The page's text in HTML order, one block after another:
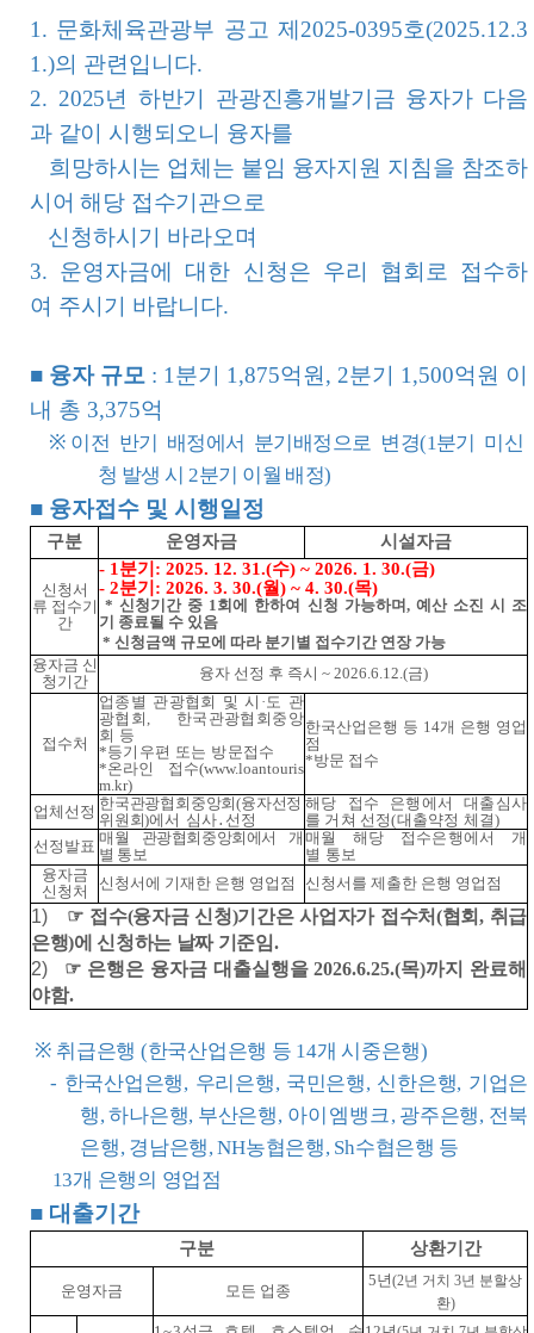
1. 문화체육관광부 공고 제2025-0395호(2025.12.3
1.)의 관련입니다.
2. 2025년 하반기 관광진흥개발기금 융자가 다음
과 같이 시행되오니 융자를
희망하시는 업체는 붙임 융자지원 지침을 참조하
시어 해당 접수기관으로
신청하시기 바라오며
3. 운영자금에 대한 신청은 우리 협회로 접수하
여 주시기 바랍니다.
■ 융자 규모 : 1분기 1,875억원, 2분기 1,500억원 이
내 총 3,375억
※ 이전 반기 배정에서 분기배정으로 변경(1분기 미신
청 발생 시 2분기 이월 배정)
■ 융자접수 및 시행일정
구분 운영자금 시설자금
신청서
류 접수기
간
- 1분기: 2025. 12. 31.(수) ~ 2026. 1. 30.(금)
- 2분기: 2026. 3. 30.(월) ~ 4. 30.(목)
*신청기간 중 1회에 한하여 신청 가능하며, 예산 소진 시 조
기 종료될 수 있음
* 신청금액 규모에 따라 분기별 접수기간 연장 가능
융자금 신
청기간
융자 선정 후 즉시 ~ 2026.6.12.(금)
접수처
업종별 관광협회 및 시·도 관
광협회, 한국관광협회중앙
회 등
*등기우편 또는 방문접수
*온라인 접수(www.loantouris
m.kr)
한국산업은행 등 14개 은행 영업
점
*방문 접수
업체선정 한국관광협회중앙회(융자선정
위원회)에서 심사․선정
해당 접수 은행에서 대출심사
를 거쳐 선정(대출약정 체결)
선정발표 매월 관광협회중앙회에서 개
별 통보
매월 해당 접수은행에서 개
별 통보
융자금
신청처
신청서에 기재한 은행 영업점 신청서를 제출한 은행 영업점
1) ☞ 접수(융자금 신청)기간은 사업자가 접수처(협회, 취급
은행)에 신청하는 날짜 기준임.
2)
☞ 은행은 융자금 대출실행을 2026.6.25.(목)까지 완료해
야함.
※ 취급은행 (한국산업은행 등 14개 시중은행)
- 한국산업은행, 우리은행, 국민은행, 신한은행, 기업은
행, 하나은행, 부산은행, 아이엠뱅크 , 광주은행, 전북
은행, 경남은행, NH농협은행, Sh수협은행 등
13개 은행의 영업점
■ 대출기간
구분 상환기간
운영자금 모든 업종
5년(2년 거치 3년 분할상
환)